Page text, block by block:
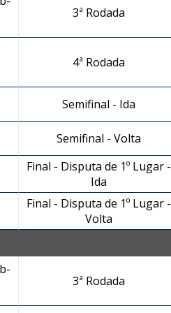
3ª Rodada
4ª Rodada
Semifinal - Ida
Semifinal - Volta
Final - Disputa de 1º Lugar -
Ida
Final - Disputa de 1º Lugar -
Volta
3ª Rodada